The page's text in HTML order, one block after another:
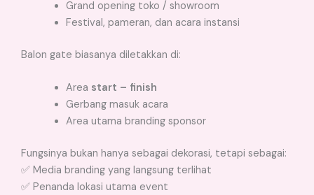
Grand opening toko / showroom
Festival, pameran, dan acara instansi
Balon gate biasanya diletakkan di:
Area start – finish
Gerbang masuk acara
Area utama branding sponsor
Fungsinya bukan hanya sebagai dekorasi, tetapi sebagai:
✅ Media branding yang langsung terlihat
✅ Penanda lokasi utama event